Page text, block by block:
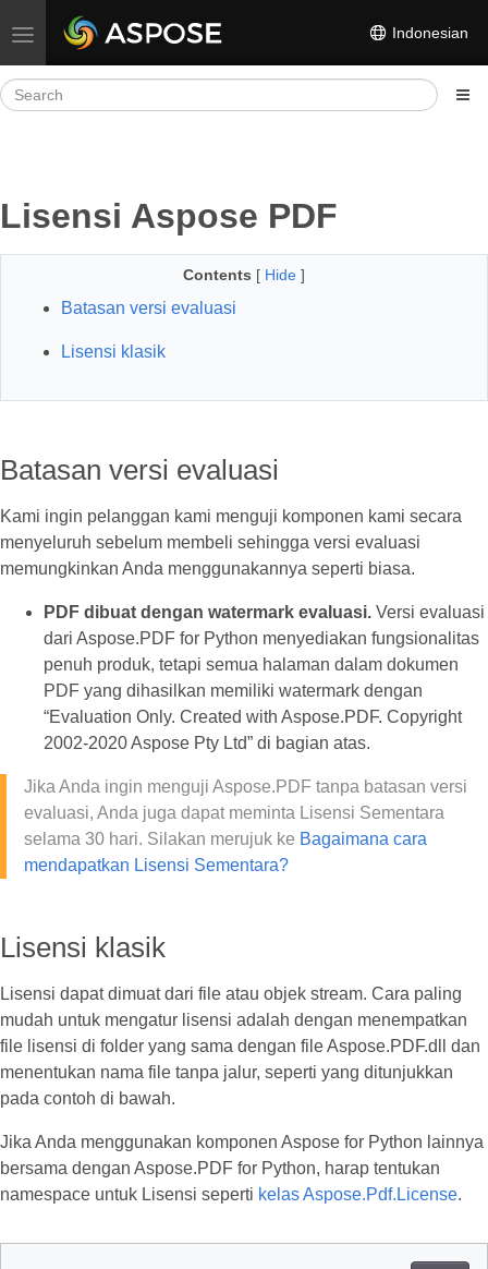
Toggle navigation Indonesian
Lisensi Aspose PDF
Contents [ Hide ]
Batasan versi evaluasi
Lisensi klasik
Batasan versi evaluasi
Kami ingin pelanggan kami menguji komponen kami secara
menyeluruh sebelum membeli sehingga versi evaluasi
memungkinkan Anda menggunakannya seperti biasa.
PDF dibuat dengan watermark evaluasi. Versi evaluasi
dari Aspose.PDF for Python menyediakan fungsionalitas
penuh produk, tetapi semua halaman dalam dokumen
PDF yang dihasilkan memiliki watermark dengan
“Evaluation Only. Created with Aspose.PDF. Copyright
2002-2020 Aspose Pty Ltd” di bagian atas.
Jika Anda ingin menguji Aspose.PDF tanpa batasan versi
evaluasi, Anda juga dapat meminta Lisensi Sementara
selama 30 hari. Silakan merujuk ke Bagaimana cara
mendapatkan Lisensi Sementara?
Lisensi klasik
Lisensi dapat dimuat dari file atau objek stream. Cara paling
mudah untuk mengatur lisensi adalah dengan menempatkan
file lisensi di folder yang sama dengan file Aspose.PDF.dll dan
menentukan nama file tanpa jalur, seperti yang ditunjukkan
pada contoh di bawah.
Jika Anda menggunakan komponen Aspose for Python lainnya
bersama dengan Aspose.PDF for Python, harap tentukan
namespace untuk Lisensi seperti kelas Aspose.Pdf.License.